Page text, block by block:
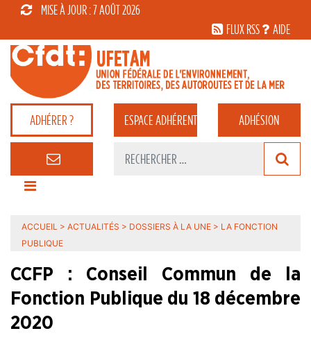
MISE À JOUR : 7 AOÛT 2026
FLUX RSS
AIDE
ADHÉRER ? ESPACEADHÉRENT ADHÉSION
ACCUEIL > ACTUALITÉS > DOSSIERS À LA UNE > LA FONCTION
PUBLIQUE
CCFP : Conseil Commun de la
Fonction Publique du 18 décembre
2020